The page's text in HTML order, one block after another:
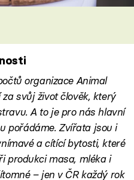
organizace Animal
svůj život člověk, který
A to je pro nás hlavní
pořádáme. Zvířata jsou i
a cítící bytosti, které
produkci masa, mléka i
– jen v ČR každý rok